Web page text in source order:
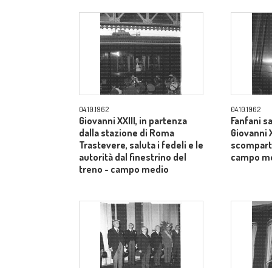
04.10.1962
Giovanni XXIII, in partenza
dalla stazione di Roma
Trastevere, saluta i fedeli e le
autorità dal finestrino del
treno - campo medio
04.10.1962
Fanfani
Giovanni
campo